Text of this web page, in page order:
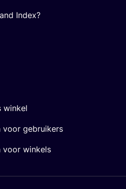
Index?
winkel
voor gebruikers
voor winkels